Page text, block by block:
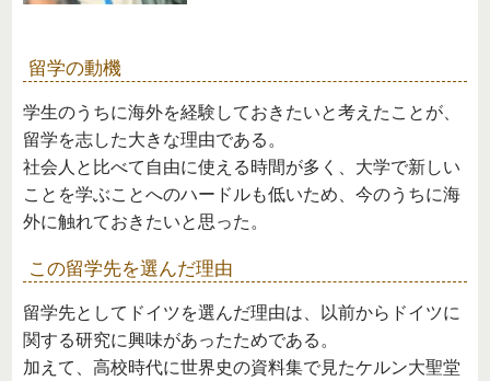
留学の動機
学生のうちに海外を経験しておきたいと考えたことが、
留学を志した大きな理由である。
社会人と比べて自由に使える時間が多く、大学で新しい
ことを学ぶことへのハードルも低いため、今のうちに海
外に触れておきたいと思った。
この留学先を選んだ理由
留学先としてドイツを選んだ理由は、以前からドイツに
関する研究に興味があったためである。
加えて、高校時代に世界史の資料集で見たケルン大聖堂